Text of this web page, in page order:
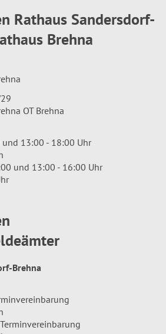
Rathaus Sandersdorf-
Brehna
OT Brehna
13:00 - 18:00 Uhr
und 13:00 - 16:00 Uhr
Brehna